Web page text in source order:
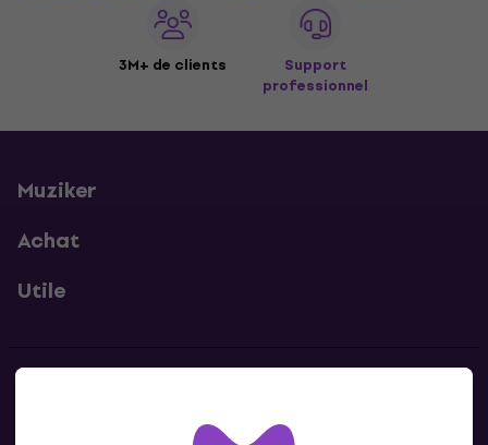
3M+ de clients
Support
professionnel
Muziker
Achat
Utile